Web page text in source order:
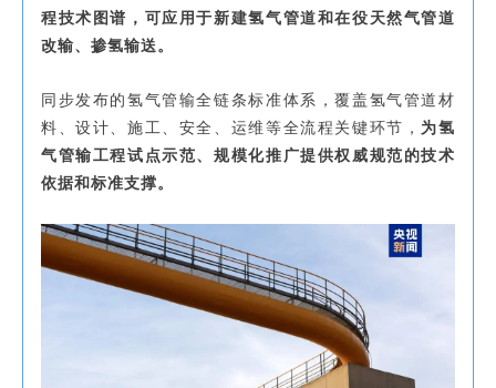
程技术图谱，可应用于新建氢气管道和在役天然气管道
改输、掺氢输送。
同步发布的氢气管输全链条标准体系，覆盖氢气管道材
料、设计、施工、安全、运维等全流程关键环节， 为氢
气管输工程试点示范、规模化推广提供权威规范的技术
依据和标准支撑。